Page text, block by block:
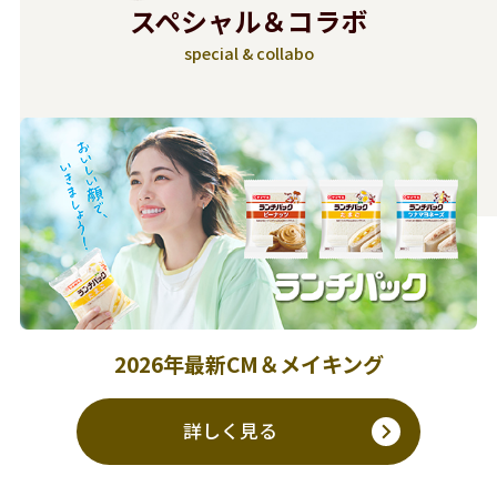
スペシャル＆コラボ
special & collabo
2026年最新CM＆メイキング
詳しく見る